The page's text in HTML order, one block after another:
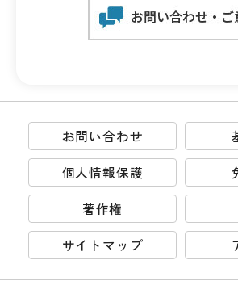
お問い合わせ
個人情報保護
著作権
サイトマップ